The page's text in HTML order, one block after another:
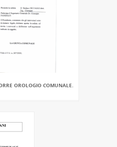
OROLOGIO COMUNALE.